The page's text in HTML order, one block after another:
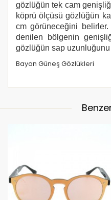
gözlüğün tek cam
köprü ölçüsü gözlüğün
cm görüneceğini belirler.
denilen bölgenin
gözlüğün sap uzunluğunu
Bayan Güneş Gözlükleri